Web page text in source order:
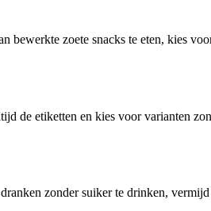
zoete snacks te eten, kies
de etiketten en kies voor varianten
zonder suiker te drinken,